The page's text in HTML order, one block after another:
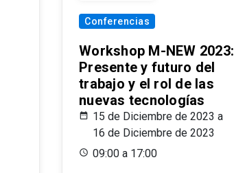
Conferencias
Workshop M-NEW 2023:
Presente y futuro del
trabajo y el rol de las
nuevas tecnologías
15 de Diciembre de 2023 a
16 de Diciembre de 2023
09:00 a 17:00